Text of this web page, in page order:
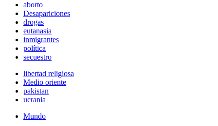
aborto
Desapariciones
drogas
eutanasia
inmigrantes
política
secuestro
libertad religiosa
Medio oriente
pakistan
ucrania
Mundo